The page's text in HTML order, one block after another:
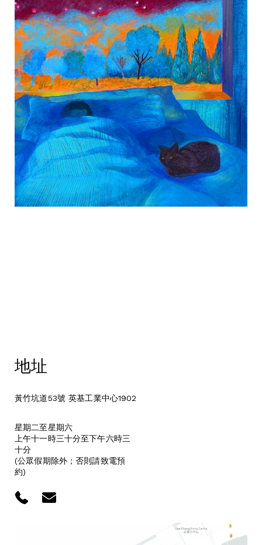
地址
黃竹坑道53號 英基工業中心1902
星期二至星期六
上午十一時三十分至下午六時三
十分
(公眾假期除外；否則請致電預
約)